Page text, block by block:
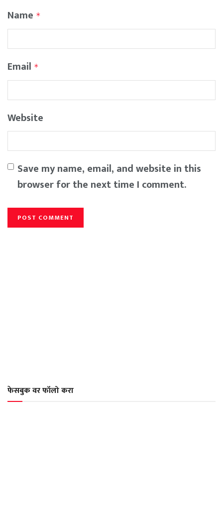
Name *
Email *
Website
Save my name, email, and website in this
browser for the next time I comment.
फेसबुक वर फॉलो करा